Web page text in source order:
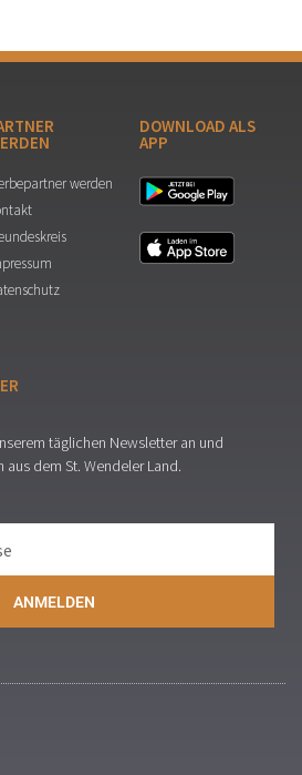
werden
DOWNLOAD ALS
APP
täglichen Newsletter an und
dem St. Wendeler Land.
ANMELDEN